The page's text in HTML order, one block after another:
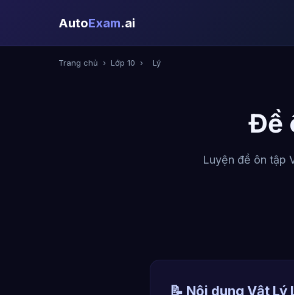
AutoExam.ai
Trang chủ › Lớp 10 › Lý
Đề
Luyện đề ôn tập
📝 Nội dung Vật Lý